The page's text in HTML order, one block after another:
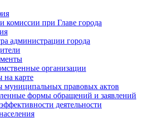
комиссии при Главе города
администрации города
организации
на карте
муниципальных правовых актов
формы обращений и заявлений
деятельности